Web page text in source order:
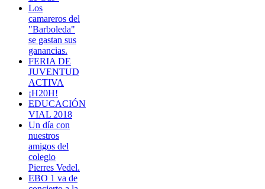
Los
camareros del
"Barboleda"
se gastan sus
ganancias.
FERIA DE
JUVENTUD
ACTIVA
¡H20H!
EDUCACIÓN
VIAL 2018
Un día con
nuestros
amigos del
colegio
Pierres Vedel.
EBO 1 va de